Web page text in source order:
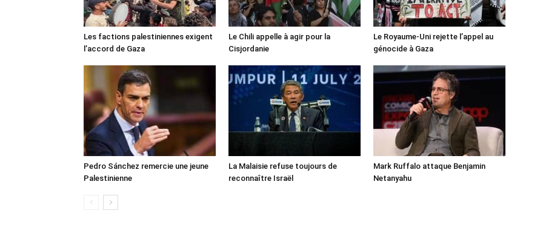
Les factions palestiniennes exigent
l’accord de Gaza
Le Chili appelle à agir pour la
Cisjordanie
Le Royaume-Uni rejette l’appel au
génocide à Gaza
Pedro Sánchez remercie une jeune
Palestinienne
La Malaisie refuse toujours de
reconnaître Israël
Mark Ruffalo attaque Benjamin
Netanyahu